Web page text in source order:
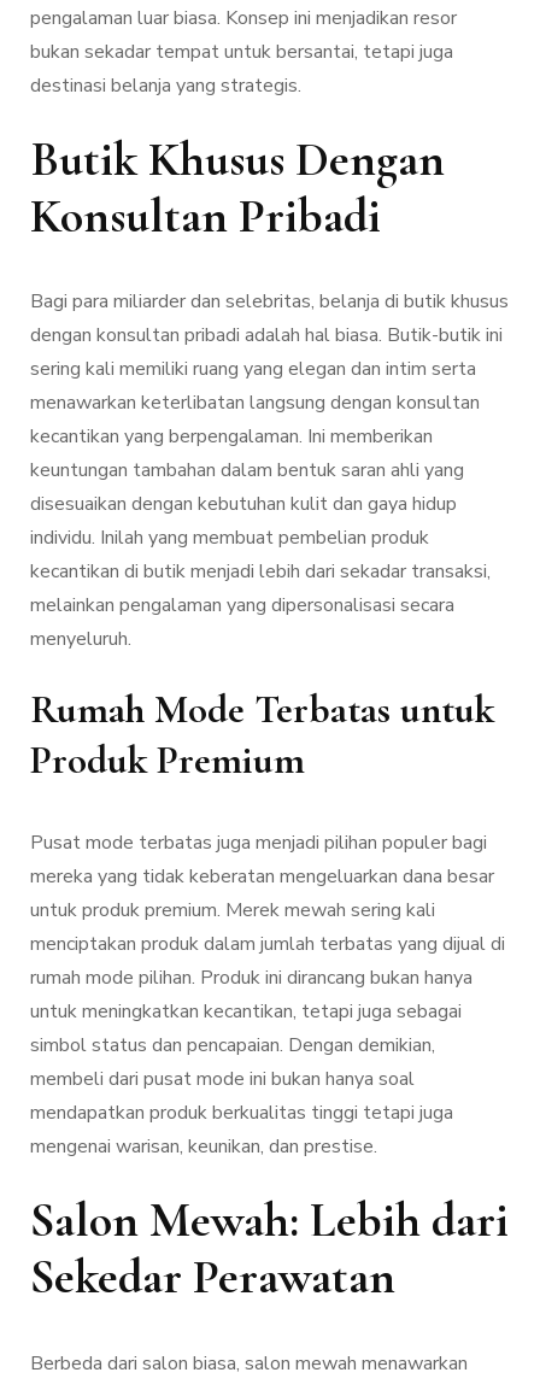
pengalaman luar biasa. Konsep ini menjadikan resor
bukan sekadar tempat untuk bersantai, tetapi juga
destinasi belanja yang strategis.
Butik Khusus Dengan
Konsultan Pribadi
Bagi para miliarder dan selebritas, belanja di butik khusus
dengan konsultan pribadi adalah hal biasa. Butik-butik ini
sering kali memiliki ruang yang elegan dan intim serta
menawarkan keterlibatan langsung dengan konsultan
kecantikan yang berpengalaman. Ini memberikan
keuntungan tambahan dalam bentuk saran ahli yang
disesuaikan dengan kebutuhan kulit dan gaya hidup
individu. Inilah yang membuat pembelian produk
kecantikan di butik menjadi lebih dari sekadar transaksi,
melainkan pengalaman yang dipersonalisasi secara
menyeluruh.
Rumah Mode Terbatas untuk
Produk Premium
Pusat mode terbatas juga menjadi pilihan populer bagi
mereka yang tidak keberatan mengeluarkan dana besar
untuk produk premium. Merek mewah sering kali
menciptakan produk dalam jumlah terbatas yang dijual di
rumah mode pilihan. Produk ini dirancang bukan hanya
untuk meningkatkan kecantikan, tetapi juga sebagai
simbol status dan pencapaian. Dengan demikian,
membeli dari pusat mode ini bukan hanya soal
mendapatkan produk berkualitas tinggi tetapi juga
mengenai warisan, keunikan, dan prestise.
Salon Mewah: Lebih dari
Sekedar Perawatan
Berbeda dari salon biasa, salon mewah menawarkan